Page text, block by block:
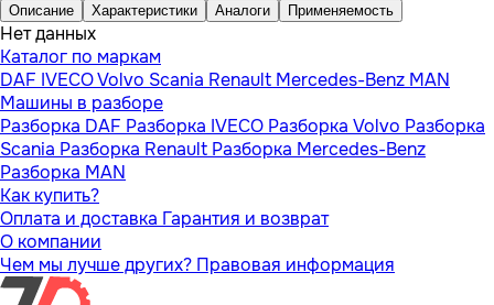
Описание Характеристики Аналоги Применяемость
Нет данных
Каталог по маркам
DAF IVECOVolvo Scania Renault Mercedes-Benz MAN
Машины в разборе
Разборка DAF Разборка IVECO Разборка Volvo Разборка
Scania Разборка Renault Разборка Mercedes-Benz
Разборка MAN
Как купить?
Оплата и доставка Гарантия и возврат
О компании
Чем мы лучше других? Правовая информация